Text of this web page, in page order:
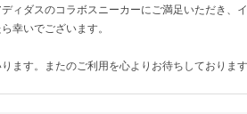
ィダスのコラボスニーカーにご満足いただき、
幸いでございます。
ます。またのご利用を心よりお待ちしております